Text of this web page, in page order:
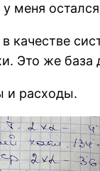
меня
Это же база
и расходы.